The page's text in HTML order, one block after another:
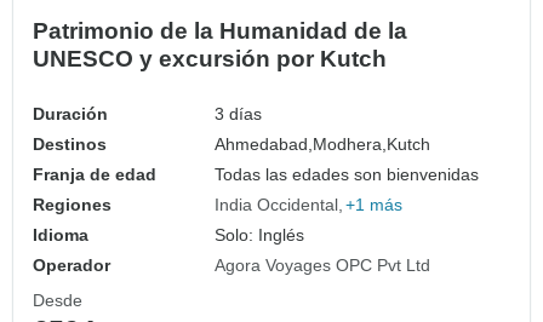
Patrimonio de la Humanidad de la
UNESCO y excursión por Kutch
Duración
3 días
Destinos
Ahmedabad,Modhera,Kutch
Franja de edad
Todas las edades son bienvenidas
Regiones
India Occidental +1 más
Idioma
Solo: Inglés
Operador
Agora Voyages OPC Pvt Ltd
Desde